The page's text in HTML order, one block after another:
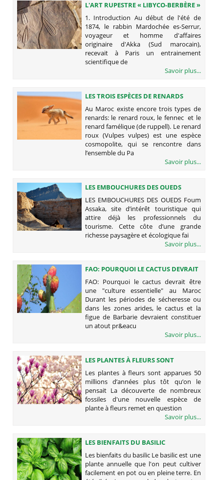
L'ART RUPESTRE « LIBYCO-BERBÈRE »
AU MAROC: ÉTAT DES
CONNAISSANCES
1. Introduction Au début de l'été de
1874, le rabbin Mardochée es-Serrur,
voyageur et homme d'affaires
originaire d'Akka (Sud marocain),
recevait à Paris un entrainement
scientifique de
Savoir plus...
LES TROIS ESPÈCES DE RENARDS
MAROCAINS
Au Maroc existe encore trois types de
renards: le renard roux, le fennec et le
renard famélique (de ruppell). Le renard
roux (Vulpes vulpes) est une espèce
cosmopolite, qui se rencontre dans
l’ensemble du Pa
Savoir plus...
LES EMBOUCHURES DES OUEDS
LES EMBOUCHURES DES OUEDS Foum
Assaka, site d’intérêt touristique qui
attire déjà les professionnels du
tourisme. Cette côte d’une grande
richesse paysagère et écologique fai
Savoir plus...
FAO: POURQUOI LE CACTUS DEVRAIT
ÊTRE UNE "CULTURE ESSENTIELLE"
AU MAROC
FAO: Pourquoi le cactus devrait être
une "culture essentielle" au Maroc
Durant les périodes de sécheresse ou
dans les zones arides, le cactus et la
figue de Barbarie devraient constituer
un atout pr&eacu
Savoir plus...
LES PLANTES À FLEURS SONT
APPARUES 50 MILLIONS D’ANNÉES
PLUS TÔT QU’ON LE PENSAIT
Les plantes à fleurs sont apparues 50
millions d’années plus tôt qu’on le
pensait La découverte de nombreux
fossiles d'une nouvelle espèce de
plante à fleurs remet en question
Savoir plus...
LES BIENFAITS DU BASILIC
Les bienfaits du basilic Le basilic est une
plante annuelle que l'on peut cultiver
facilement en pot ou en pleine terre. En